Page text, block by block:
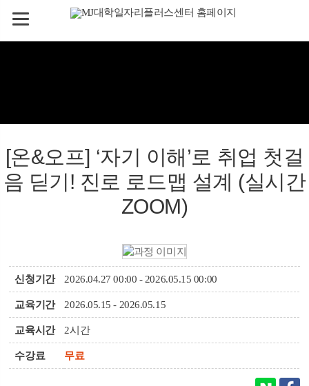
[온&오프] ‘자기 이해’로 취업 첫걸
음 딛기! 진로 로드맵 설계 (실시간
ZOOM)
신청기간 2026.04.27 00:00 - 2026.05.15 00:00
교육기간 2026.05.15 - 2026.05.15
교육시간 2시간
수강료 무료